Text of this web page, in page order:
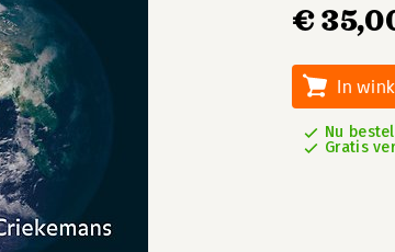
€
In
Nu
Gratis